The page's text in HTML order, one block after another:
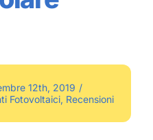
12th, 2019 /
Fotovoltaici, Recensioni